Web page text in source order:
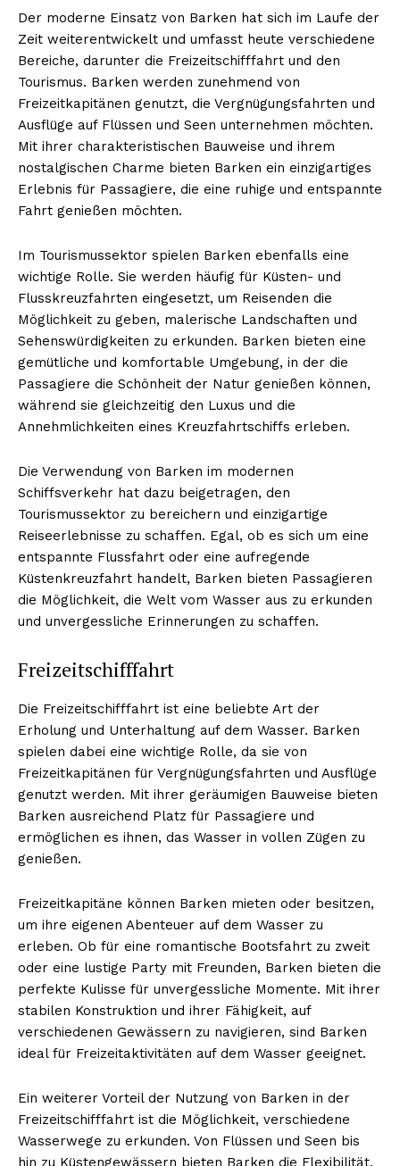
Erhalte unseren
kostenlosen Newsletter
Der moderne Einsatz von Barken hat sich im Laufe der
Zeit weiterentwickelt und umfasst heute verschiedene
Bereiche, darunter die Freizeitschifffahrt und den
Tourismus. Barken werden zunehmend von
Freizeitkapitänen genutzt, die Vergnügungsfahrten und
Ausflüge auf Flüssen und Seen unternehmen möchten.
Mit ihrer charakteristischen Bauweise und ihrem
nostalgischen Charme bieten Barken ein einzigartiges
Erlebnis für Passagiere, die eine ruhige und entspannte
Fahrt genießen möchten.
Im Tourismussektor spielen Barken ebenfalls eine
wichtige Rolle. Sie werden häufig für Küsten- und
Flusskreuzfahrten eingesetzt, um Reisenden die
Möglichkeit zu geben, malerische Landschaften und
Sehenswürdigkeiten zu erkunden. Barken bieten eine
gemütliche und komfortable Umgebung, in der die
Passagiere die Schönheit der Natur genießen können,
während sie gleichzeitig den Luxus und die
Annehmlichkeiten eines Kreuzfahrtschiffs erleben.
Die Verwendung von Barken im modernen
Schiffsverkehr hat dazu beigetragen, den
Tourismussektor zu bereichern und einzigartige
Reiseerlebnisse zu schaffen. Egal, ob es sich um eine
entspannte Flussfahrt oder eine aufregende
Küstenkreuzfahrt handelt, Barken bieten Passagieren
die Möglichkeit, die Welt vom Wasser aus zu erkunden
und unvergessliche Erinnerungen zu schaffen.
Freizeitschifffahrt
Die Freizeitschifffahrt ist eine beliebte Art der
Erholung und Unterhaltung auf dem Wasser. Barken
spielen dabei eine wichtige Rolle, da sie von
Freizeitkapitänen für Vergnügungsfahrten und Ausflüge
genutzt werden. Mit ihrer geräumigen Bauweise bieten
Barken ausreichend Platz für Passagiere und
ermöglichen es ihnen, das Wasser in vollen Zügen zu
genießen.
Freizeitkapitäne können Barken mieten oder besitzen,
um ihre eigenen Abenteuer auf dem Wasser zu
erleben. Ob für eine romantische Bootsfahrt zu zweit
oder eine lustige Party mit Freunden, Barken bieten die
perfekte Kulisse für unvergessliche Momente. Mit ihrer
stabilen Konstruktion und ihrer Fähigkeit, auf
verschiedenen Gewässern zu navigieren, sind Barken
ideal für Freizeitaktivitäten auf dem Wasser geeignet.
Ein weiterer Vorteil der Nutzung von Barken in der
Freizeitschifffahrt ist die Möglichkeit, verschiedene
Wasserwege zu erkunden. Von Flüssen und Seen bis
hin zu Küstengewässern bieten Barken die Flexibilität,